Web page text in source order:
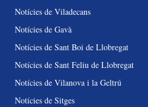
Notícies de Viladecans
Notícies de Gavà
Notícies de Sant Boi de Llobregat
Notícies de Sant Feliu de Llobregat
Notícies de Vilanova i la Geltrú
Notícies de Sitges